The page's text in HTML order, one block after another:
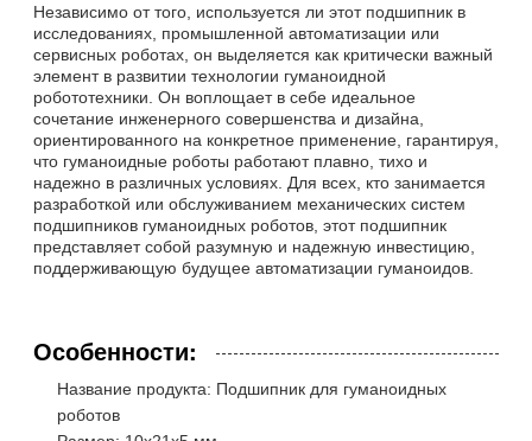
Независимо от того, используется ли этот подшипник в
исследованиях, промышленной автоматизации или
сервисных роботах, он выделяется как критически важный
элемент в развитии технологии гуманоидной
робототехники. Он воплощает в себе идеальное
сочетание инженерного совершенства и дизайна,
ориентированного на конкретное применение, гарантируя,
что гуманоидные роботы работают плавно, тихо и
надежно в различных условиях. Для всех, кто занимается
разработкой или обслуживанием механических систем
подшипников гуманоидных роботов, этот подшипник
представляет собой разумную и надежную инвестицию,
поддерживающую будущее автоматизации гуманоидов.
Особенности:
Название продукта: Подшипник для гуманоидных
роботов